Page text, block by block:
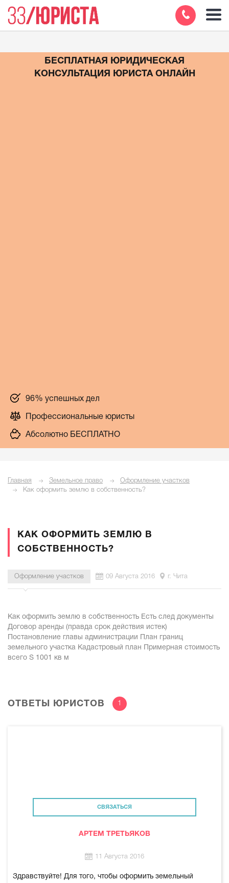
БЕСПЛАТНАЯ ЮРИДИЧЕСКАЯ
КОНСУЛЬТАЦИЯ ЮРИСТА ОНЛАЙН
96% успешных дел
Профессиональные юристы
Абсолютно БЕСПЛАТНО
Главная Земельное право
Оформление участков
Как оформить землю в собственность?
КАК ОФОРМИТЬ ЗЕМЛЮ В
СОБСТВЕННОСТЬ?
Оформление участков 09 Августа 2016 г. Чита
Как оформить землю в собственность Есть след документы
Договор аренды (правда срок действия истек)
Постановление главы администрации План границ
земельного участка Кадастровый план Примерная стоимость
всего S 1001 кв м
ОТВЕТЫ ЮРИСТОВ 1
СВЯЗАТЬСЯ
АРТЕМ ТРЕТЬЯКОВ
11 Августа 2016
Здравствуйте! Для того, чтобы оформить земельный